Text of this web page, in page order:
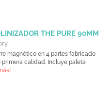
THE PURE 90MM
magnético en 4 partes fabricado
calidad. Incluye paleta